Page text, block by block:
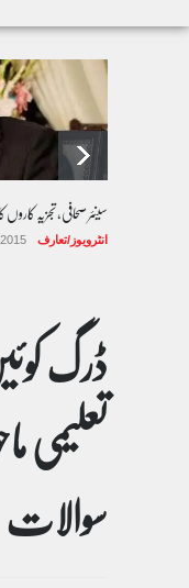
سینئر صحافی، تجزیہ
انٹرویوز/تعارف
ڈرگ
تعلیمی
سوالات